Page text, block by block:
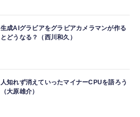
生成AIグラビアをグラビアカメラマンが作る
とどうなる？（西川和久）
人知れず消えていったマイナーCPUを語ろう
（大原雄介）